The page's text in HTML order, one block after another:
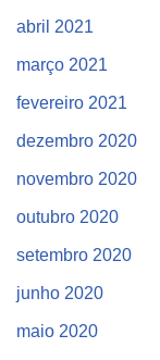
abril 2021
março 2021
fevereiro 2021
dezembro 2020
novembro 2020
outubro 2020
setembro 2020
junho 2020
maio 2020